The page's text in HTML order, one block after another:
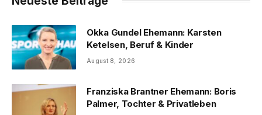
Okka Gundel Ehemann: Karsten
Ketelsen, Beruf & Kinder
August 8, 2026
Franziska Brantner Ehemann: Boris
Palmer, Tochter & Privatleben